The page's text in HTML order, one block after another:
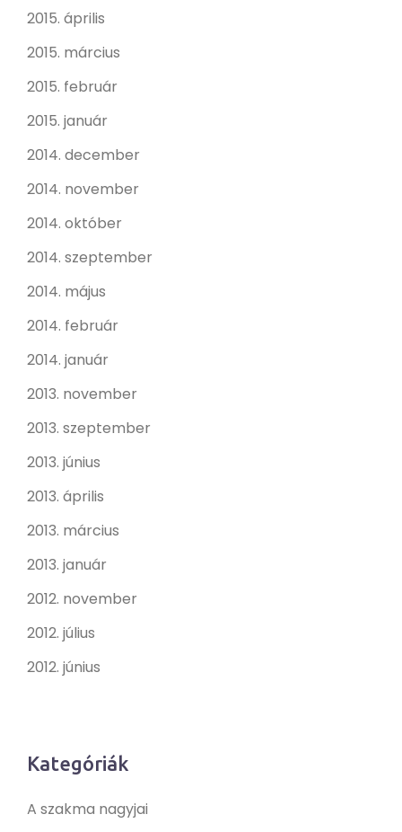
2015. április
2015. március
2015. február
2015. január
2014. december
2014. november
2014. október
2014. szeptember
2014. május
2014. február
2014. január
2013. november
2013. szeptember
2013. június
2013. április
2013. március
2013. január
2012. november
2012. július
2012. június
Kategóriák
A szakma nagyjai